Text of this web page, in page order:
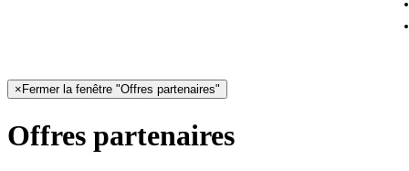
× Fermer la fenêtre "Offres partenaires"
Offres partenaires